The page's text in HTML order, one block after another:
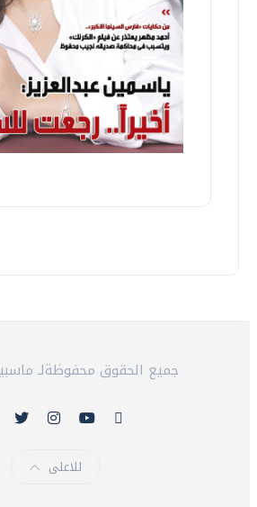
© 2026 جميع الحقوق محفوظةلـ
للاعلى